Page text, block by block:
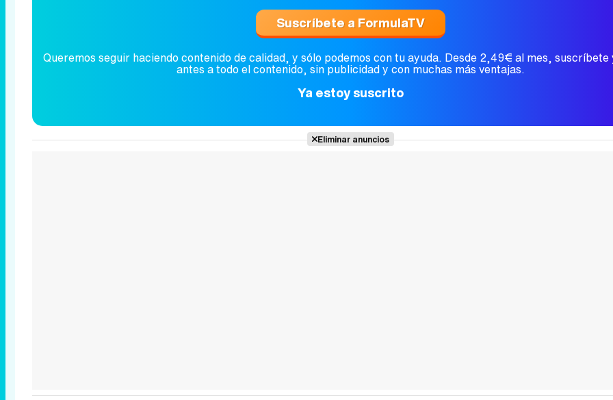
Suscríbete a FormulaTV
Queremos seguir haciendo contenido de calidad, y sólo podemos con tu ayuda. Desde 2,49€ al mes, suscríbete
antes a todo el contenido, sin publicidad y con muchas más ventajas.
Ya estoy suscrito
Eliminar anuncios